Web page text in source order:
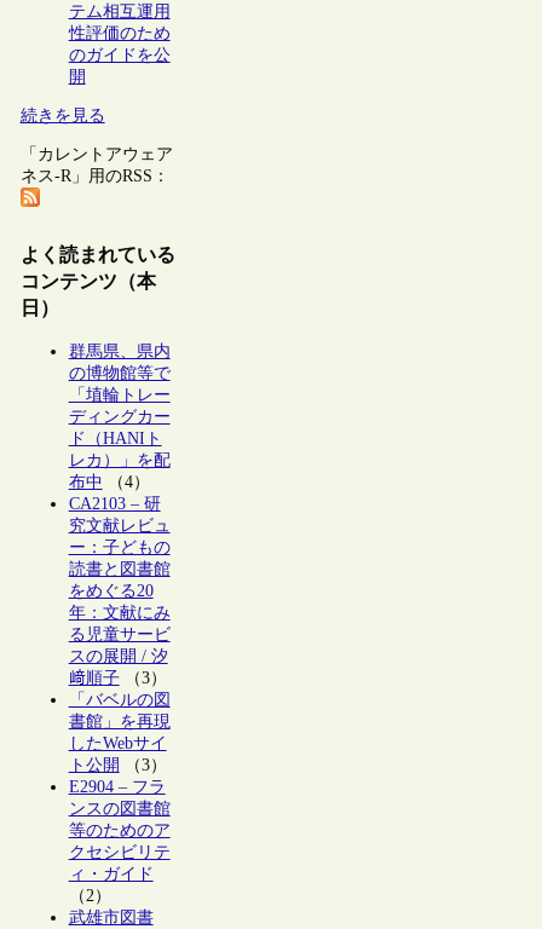
テム相互運用
性評価のため
のガイドを公
開
続きを見る
「カレントアウェア
ネス-R」用のRSS：
よく読まれている
コンテンツ（本
日）
群馬県、県内
の博物館等で
「埴輪トレー
ディングカー
ド（HANIト
レカ）」を配
布中 （4）
CA2103 – 研
究文献レビュ
ー：子どもの
読書と図書館
をめぐる20
年：文献にみ
る児童サービ
スの展開 / 汐
﨑順子（3）
「バベルの図
書館」を再現
したWebサイ
ト公開
（3）
E2904 – フラ
ンスの図書館
等のためのア
クセシビリテ
ィ・ガイド
（2）
武雄市図書